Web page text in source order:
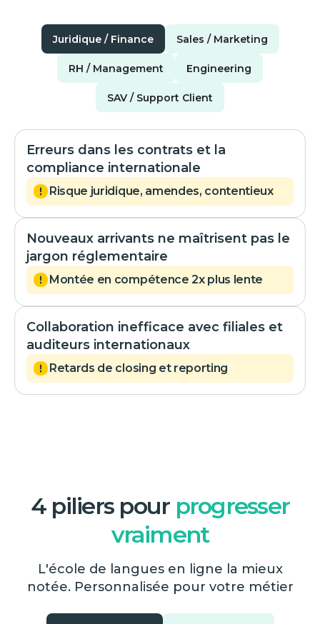
Juridique / Finance Sales / Marketing
RH / Management Engineering
SAV / Support Client
Erreurs dans les contrats et la
compliance internationale
Risque juridique, amendes, contentieux
Nouveaux arrivants ne maîtrisent pas le
jargon réglementaire
Montée en compétence 2x plus lente
Collaboration inefficace avec filiales et
auditeurs internationaux
Retards de closing et reporting
4 piliers pour progresser
vraiment
L'école de langues en ligne la mieux
notée. Personnalisée pour votre métier